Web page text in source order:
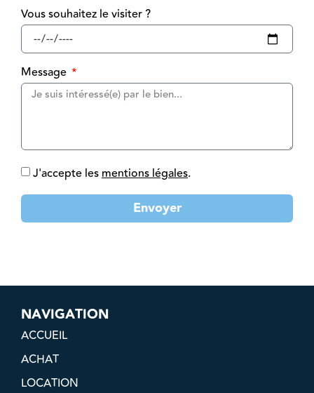
Vous souhaitez le visiter ?
Message
J'accepte lesmentions légales.
Envoyer
NAVIGATION
ACCUEIL
ACHAT
LOCATION